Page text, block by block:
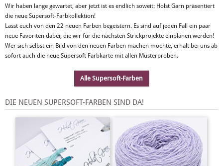
Wir haben lange gewartet, aber jetzt ist es endlich soweit: Holst Garn präsentiert
die neue Supersoft-Farbkollektion!
Lasst euch von den 22 neuen Farben begeistern. Es sind auf jeden Fall ein paar
neue Favoriten dabei, die wir für die nächsten Strickprojekte einplanen werden!
Wer sich selbst ein Bild von den neuen Farben machen möchte, erhält bei uns ab
sofort auch die neue Supersoft Farbkarte mit allen Musterproben.
Alle Supersoft-Farben
DIE NEUEN SUPERSOFT-FARBEN SIND DA!